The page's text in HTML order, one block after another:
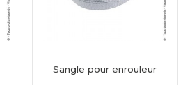
Sangle pour enrouleur